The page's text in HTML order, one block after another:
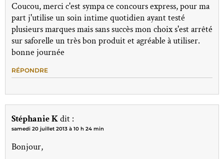
Coucou, merci c'est sympa ce concours express, pour ma
part j'utilise un soin intime quotidien ayant testé
plusieurs marques mais sans succès mon choix s'est arrêté
sur saforelle un très bon produit et agréable à utiliser.
bonne journée
RÉPONDRE
Stéphanie Kdit :
samedi 20 juillet 2013 à 10 h 24 min
Bonjour,